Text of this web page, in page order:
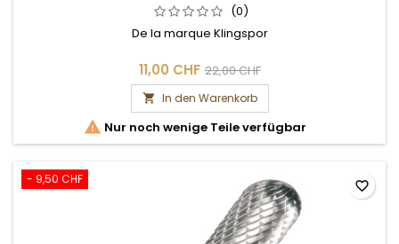
(0)
De la marque Klingspor
11,00 CHF 22,00 CHF
 In den Warenkorb
 Nur noch wenige Teile verfügbar
- 9,50 CHF favorite_border